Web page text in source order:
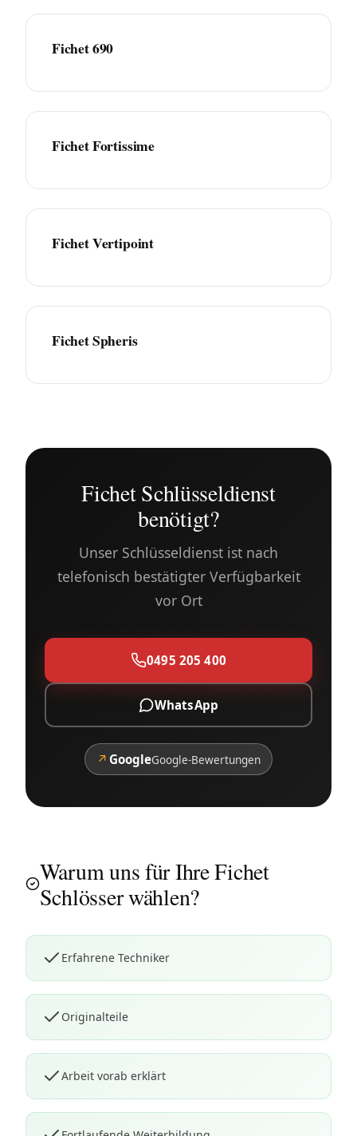
Fichet 690
Fichet Fortissime
Fichet Vertipoint
Fichet Spheris
Fichet Schlüsseldienst
benötigt?
Unser Schlüsseldienst ist nach
telefonisch bestätigter Verfügbarkeit
vor Ort
0495 205 400
WhatsApp
↗ GoogleGoogle-Bewertungen
Warum uns für Ihre Fichet
Schlösser wählen?
Erfahrene Techniker
Originalteile
Arbeit vorab erklärt